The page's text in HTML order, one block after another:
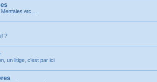
etc...
?
un litige, c'est par ici